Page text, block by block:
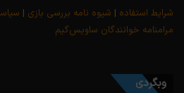
شرایط استفاده | شیوه نامه بررسی بازی |
مرامنامه خوانندگان ساویس‌گیم
وبگردی